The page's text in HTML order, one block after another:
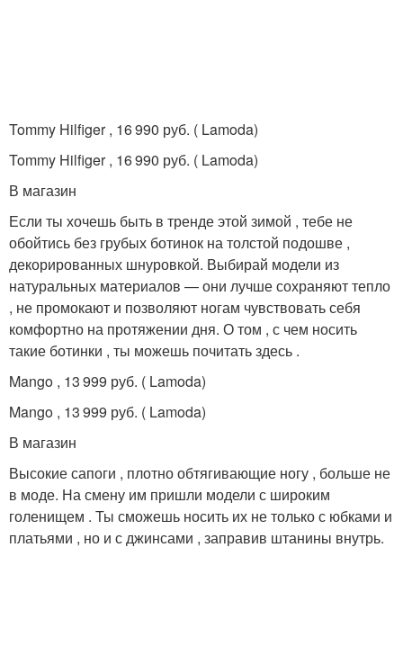
Tommy Hilfiger , 16 990 руб. ( Lamoda)
Tommy Hilfiger , 16 990 руб. ( Lamoda)
В магазин
Если ты хочешь быть в тренде этой зимой , тебе не
обойтись без грубых ботинок на толстой подошве ,
декорированных шнуровкой. Выбирай модели из
натуральных материалов — они лучше сохраняют тепло
, не промокают и позволяют ногам чувствовать себя
комфортно на протяжении дня. О том , с чем носить
такие ботинки , ты можешь почитать здесь .
Mango , 13 999 руб. ( Lamoda)
Mango , 13 999 руб. ( Lamoda)
В магазин
Высокие сапоги , плотно обтягивающие ногу , больше не
в моде. На смену им пришли модели с широким
голенищем . Ты сможешь носить их не только с юбками и
платьями , но и с джинсами , заправив штанины внутрь.